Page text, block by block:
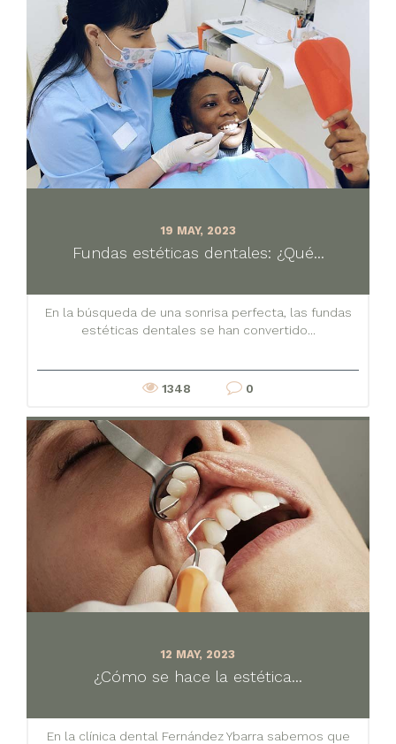
19 MAY, 2023
Fundas estéticas dentales: ¿Qué...
En la búsqueda de una sonrisa perfecta, las fundas
estéticas dentales se han convertido...
1348 0
12 MAY, 2023
¿Cómo se hace la estética...
En la clínica dental Fernández Ybarra sabemos que